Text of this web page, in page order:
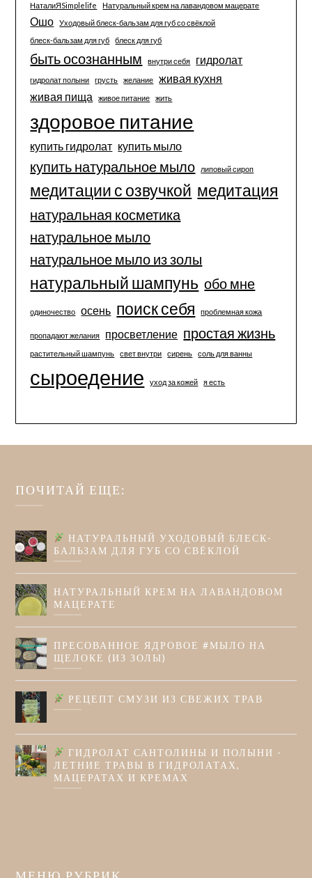
НаталиЯSimplelife Натуральный крем на лавандовом мацерате
Ошо
Уходовый блеск-бальзам для губ со свёклой
блеск-бальзам для губ
блеск для губ
быть осознанным внутри себя гидролат
гидролат полыни грусть желание
живая кухня
живая пища
живое питание жить
здоровое питание
купить гидролат купить мыло
купить натуральное мыло липовый сироп
медитации с озвучкой медитация
натуральная косметика
натуральное мыло
натуральное мыло из золы
натуральный шампунь обо мне
одиночество осень поиск себя проблемная кожа
пропадают желания просветление простая жизнь
растительный шампунь свет внутри сирень соль для ванны
сыроедение уход за кожей я есть
ПОЧИТАЙ ЕЩЕ:
НАТУРАЛЬНЫЙ УХОДОВЫЙ БЛЕСК-
БАЛЬЗАМ ДЛЯ ГУБ СО СВЁКЛОЙ
НАТУРАЛЬНЫЙ КРЕМ НА ЛАВАНДОВОМ
МАЦЕРАТЕ
ПРЕСОВАННОЕ ЯДРОВОЕ #МЫЛО НА
ЩЕЛОКЕ (ИЗ ЗОЛЫ)
РЕЦЕПТ СМУЗИ ИЗ СВЕЖИХ ТРАВ
ГИДРОЛАТ САНТОЛИНЫ И ПОЛЫНИ -
ЛЕТНИЕ ТРАВЫ В ГИДРОЛАТАХ,
МАЦЕРАТАХ И КРЕМАХ